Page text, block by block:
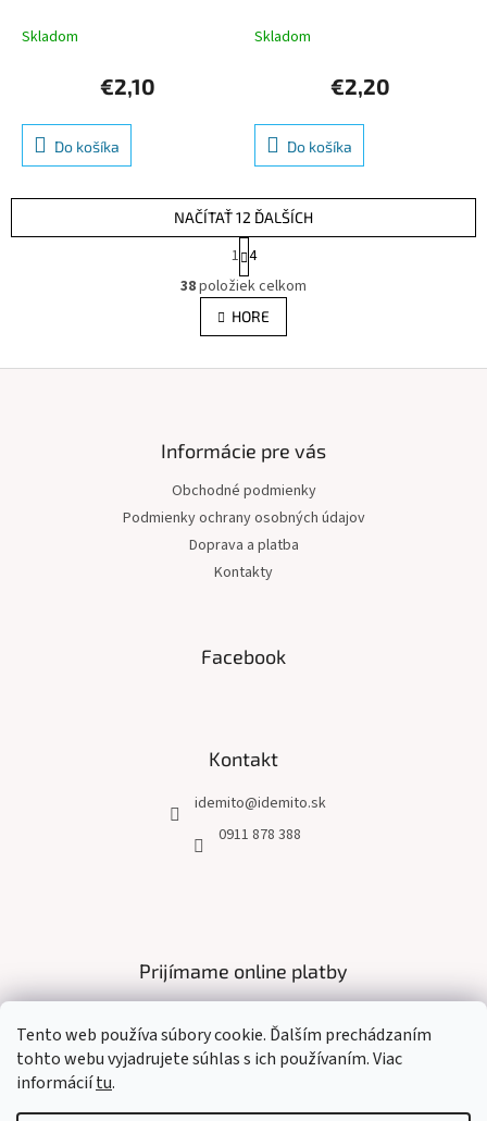
Tento web používa súbory cookie. Ďalším prechádzaním
tohto webu vyjadrujete súhlas s ich používaním. Viac
informáciítu.
Skladom
€2,10
Do košíka
Skladom
€2,20
Do košíka
O
v
l
á
e
p
r
v
k
y
v
ý
s
u
NAČÍTAŤ 12 ĎALŠÍCH
S
t
r
á
n
k
v
e
1 4
38položiek celkom
HORE
Informácie pre vás
Obchodné podmienky
Podmienky ochrany osobných údajov
Doprava a platba
Kontakty
Facebook
Kontakt
idemito@idemito.sk
0911 878 388
Prijímame online platby